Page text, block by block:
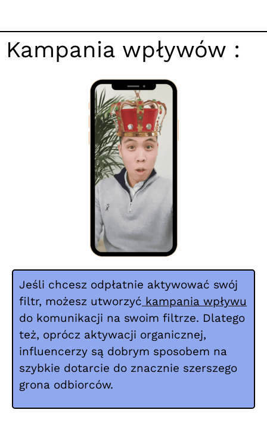
Kampania wpływów :
Jeśli chcesz odpłatnie aktywować swój
filtr, możesz utworzyć kampania wpływu
do komunikacji na swoim filtrze. Dlatego
też, oprócz aktywacji organicznej,
influencerzy są dobrym sposobem na
szybkie dotarcie do znacznie szerszego
grona odbiorców.